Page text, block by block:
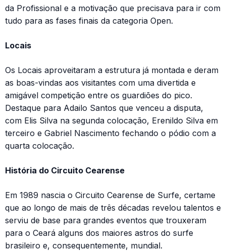
da Profissional e a motivação que precisava para ir com
tudo para as fases finais da categoria Open.
Locais
Os Locais aproveitaram a estrutura já montada e deram
as boas-vindas aos visitantes com uma divertida e
amigável competição entre os guardiões do pico.
Destaque para Adailo Santos que venceu a disputa,
com Elis Silva na segunda colocação, Erenildo Silva em
terceiro e Gabriel Nascimento fechando o pódio com a
quarta colocação.
História do Circuito Cearense
Em 1989 nascia o Circuito Cearense de Surfe, certame
que ao longo de mais de três décadas revelou talentos e
serviu de base para grandes eventos que trouxeram
para o Ceará alguns dos maiores astros do surfe
brasileiro e, consequentemente, mundial.